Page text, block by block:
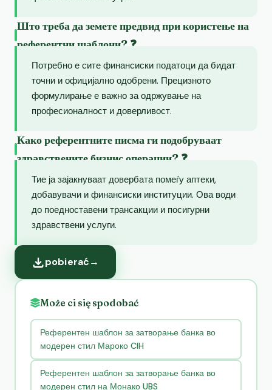
Што треба да земете предвид при користење на
референтни шаблони? ❓
Потребно е сите финансиски податоци да бидат
точни и официјално одобрени. Прецизното
формулирање е важно за одржување на
професионалност и доверливост.
Како референтните писма ги подобруваат
здравствените бизнис операции? ❓
Тие ја зајакнуваат довербата помеѓу аптеки,
добавувачи и финансиски институции. Ова води
до поедноставени трансакции и посигурни
здравствени услуги.
pobierać→
Może ci się spodobać
Референтен шаблон за затворање банка во
модерен стил Мароко CIH
Референтен шаблон за затворање банка во
модерен стил на Монако UBS